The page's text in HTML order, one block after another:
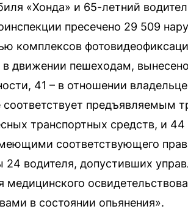
«Хонда» и 65-летний
пресечено 29 509
комплексов
движении пешеходам,
41 – в отношении
соответствует предъявляемым
транспортных средств, и 44
соответствующего
водителя, допустивших
в состоянии опьянения».